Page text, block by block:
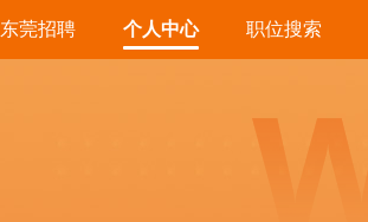
东莞招聘 个人中心 职位搜索